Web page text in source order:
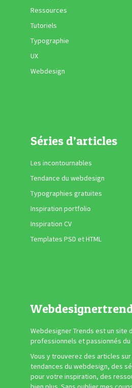
Ressources
Tutoriels
Typographie
UX
Webdesign
Séries d’articles
Les incontournables
Tendance du webdesign
Typographies gratuites
Inspiration portfolio
Inspiration CV
Templates PSD et HTML
Webdesigner Trends est un site
professionnels et passionnés
Vous y trouverez des articles
tendances du webdesign, des
pour votre inspiration, des